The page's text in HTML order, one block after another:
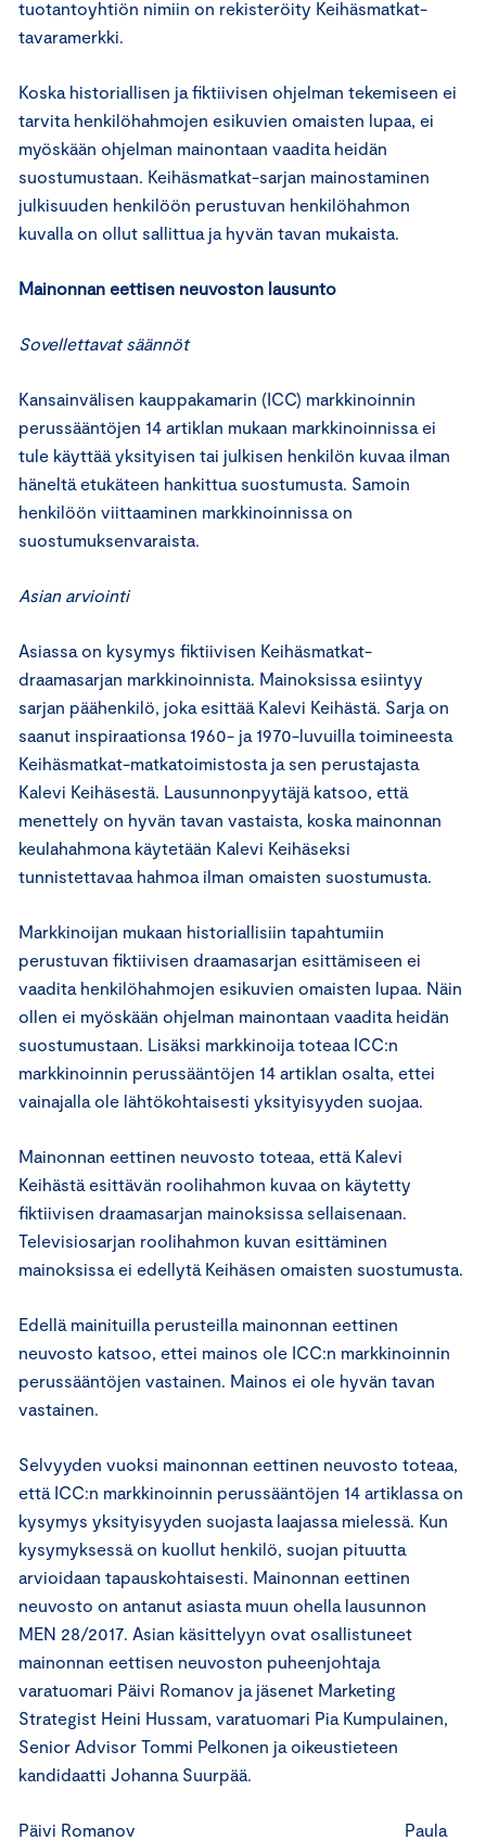
tuotantoyhtiön nimiin on rekisteröity Keihäsmatkat-
tavaramerkki.
Koska historiallisen ja fiktiivisen ohjelman tekemiseen ei
tarvita henkilöhahmojen esikuvien omaisten lupaa, ei
myöskään ohjelman mainontaan vaadita heidän
suostumustaan. Keihäsmatkat-sarjan mainostaminen
julkisuuden henkilöön perustuvan henkilöhahmon
kuvalla on ollut sallittua ja hyvän tavan mukaista.
Mainonnan eettisen neuvoston lausunto
Sovellettavat säännöt
Kansainvälisen kauppakamarin (ICC) markkinoinnin
perussääntöjen 14 artiklan mukaan markkinoinnissa ei
tule käyttää yksityisen tai julkisen henkilön kuvaa ilman
häneltä etukäteen hankittua suostumusta. Samoin
henkilöön viittaaminen markkinoinnissa on
suostumuksenvaraista.
Asian arviointi
Asiassa on kysymys fiktiivisen Keihäsmatkat-
draamasarjan markkinoinnista. Mainoksissa esiintyy
sarjan päähenkilö, joka esittää Kalevi Keihästä. Sarja on
saanut inspiraationsa 1960- ja 1970-luvuilla toimineesta
Keihäsmatkat-matkatoimistosta ja sen perustajasta
Kalevi Keihäsestä. Lausunnonpyytäjä katsoo, että
menettely on hyvän tavan vastaista, koska mainonnan
keulahahmona käytetään Kalevi Keihäseksi
tunnistettavaa hahmoa ilman omaisten suostumusta.
Markkinoijan mukaan historiallisiin tapahtumiin
perustuvan fiktiivisen draamasarjan esittämiseen ei
vaadita henkilöhahmojen esikuvien omaisten lupaa. Näin
ollen ei myöskään ohjelman mainontaan vaadita heidän
suostumustaan. Lisäksi markkinoija toteaa ICC:n
markkinoinnin perussääntöjen 14 artiklan osalta, ettei
vainajalla ole lähtökohtaisesti yksityisyyden suojaa.
Mainonnan eettinen neuvosto toteaa, että Kalevi
Keihästä esittävän roolihahmon kuvaa on käytetty
fiktiivisen draamasarjan mainoksissa sellaisenaan.
Televisiosarjan roolihahmon kuvan esittäminen
mainoksissa ei edellytä Keihäsen omaisten suostumusta.
Edellä mainituilla perusteilla mainonnan eettinen
neuvosto katsoo, ettei mainos ole ICC:n markkinoinnin
perussääntöjen vastainen. Mainos ei ole hyvän tavan
vastainen.
Selvyyden vuoksi mainonnan eettinen neuvosto toteaa,
että ICC:n markkinoinnin perussääntöjen 14 artiklassa on
kysymys yksityisyyden suojasta laajassa mielessä. Kun
kysymyksessä on kuollut henkilö, suojan pituutta
arvioidaan tapauskohtaisesti. Mainonnan eettinen
neuvosto on antanut asiasta muun ohella lausunnon
MEN 28/2017. Asian käsittelyyn ovat osallistuneet
mainonnan eettisen neuvoston puheenjohtaja
varatuomari Päivi Romanov ja jäsenet Marketing
Strategist Heini Hussam, varatuomari Pia Kumpulainen,
Senior Advisor Tommi Pelkonen ja oikeustieteen
kandidaatti Johanna Suurpää.
Päivi Romanov Paula